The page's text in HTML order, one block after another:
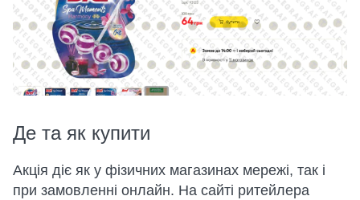
Де та як купити
Акція діє як у фізичних магазинах мережі, так і
при замовленні онлайн. На сайті ритейлера